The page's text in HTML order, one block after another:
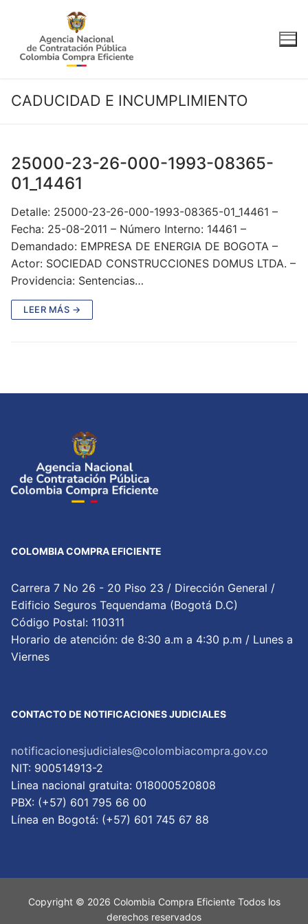
contenido
CADUCIDAD E INCUMPLIMIENTO
25000-23-26-000-1993-08365-
01_14461
Detalle: 25000-23-26-000-1993-08365-01_14461 –
Fecha: 25-08-2011 – Número Interno: 14461 –
Demandado: EMPRESA DE ENERGIA DE BOGOTA –
Actor: SOCIEDAD CONSTRUCCIONES DOMUS LTDA. –
Providencia: Sentencias…
LEER MÁS →
COLOMBIA COMPRA EFICIENTE
Carrera 7 No 26 - 20 Piso 23 / Dirección General /
Edificio Seguros Tequendama (Bogotá D.C)
Código Postal: 110311
Horario de atención: de 8:30 a.m a 4:30 p.m / Lunes a
Viernes
CONTACTO DE NOTIFICACIONES JUDICIALES
notificacionesjudiciales@colombiacompra.gov.co
NIT: 900514913-2
Linea nacional gratuita: 018000520808
PBX: (+57) 601 795 66 00
Lí­nea en Bogotá: (+57) 601 745 67 88
Copyright © 2026 Colombia Compra Eficiente Todos los
derechos reservados